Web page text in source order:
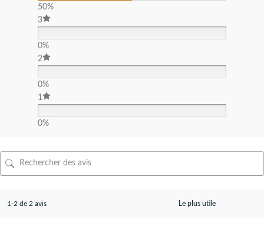
50%
3
0%
2
0%
1
0%
1-2 de 2 avis